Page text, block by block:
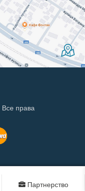
права
Партнерство